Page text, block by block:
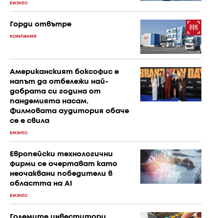
БИЗНЕС
Горди отвътре
КОМПАНИИ
Американският боксофис е
напът да отбележи най-
добрата си година от
пандемията насам.
Филмовата аудитория обаче
се е свила
БИЗНЕС
Европейски технологични
фирми се очертават като
неочаквани победители в
областта на AI
БИЗНЕС